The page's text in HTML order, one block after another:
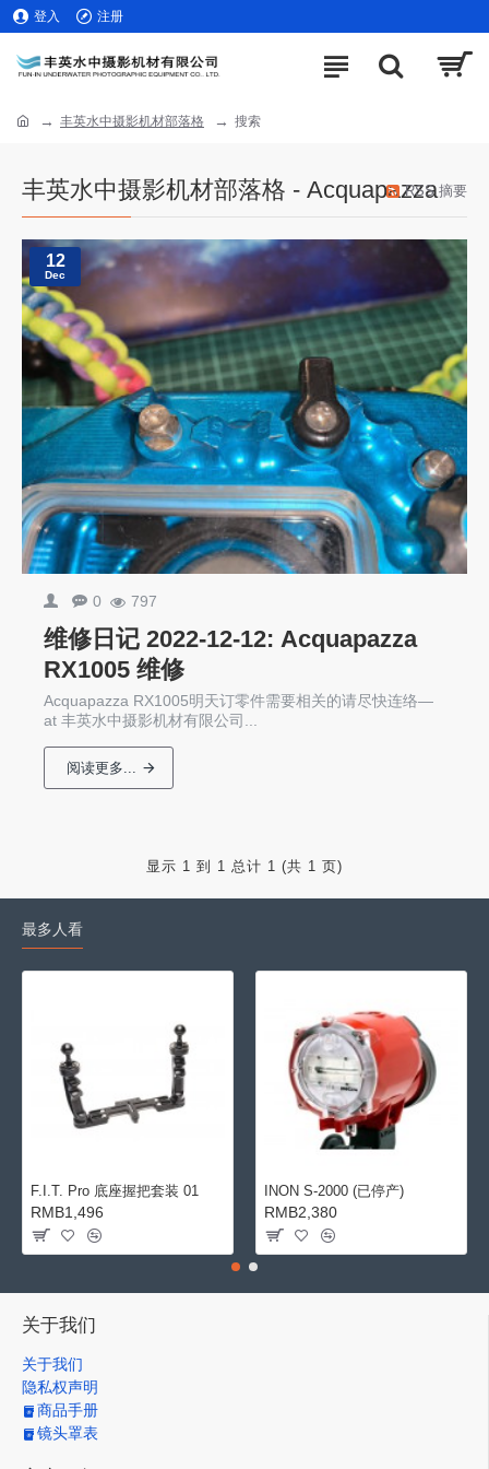
登入 注册
丰英水中摄影机材部落格 搜索
丰英水中摄影机材部落格 - AcquapazzaRSS 摘要
12
Dec
0 797
维修日记 2022-12-12: Acquapazza
RX1005 维修
Acquapazza RX1005明天订零件需要相关的请尽快连络—
at 丰英水中摄影机材有限公司...
阅读更多...
显示 1 到 1 总计 1 (共 1 页)
最多人看
F.I.T. Pro 底座握把套装 01
RMB1,496
INON S-2000 (已停产)
RMB2,380
关于我们
关于我们
隐私权声明
商品手册
镜头罩表